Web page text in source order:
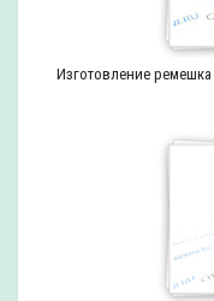
Изготовление